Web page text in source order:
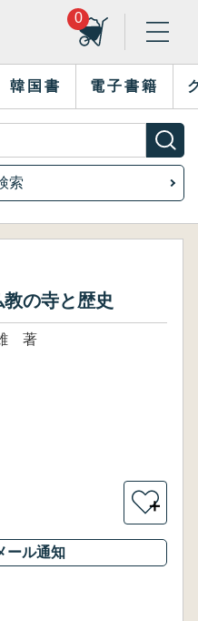
0
韓国書 電子書籍
索
教の寺と歴史
著
＋
ール通知